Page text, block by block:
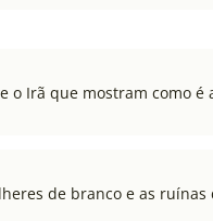
o Irã que mostram como é
de branco e as ruínas